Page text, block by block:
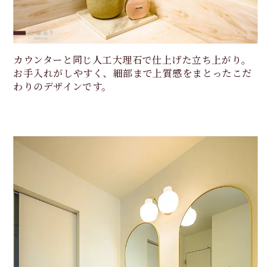
カウンターと同じ人工大理石で仕上げた立ち上がり。
お手入れがしやすく、細部まで上質感をまとったこだ
わりのデザインです。